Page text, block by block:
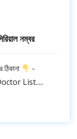
নম্বর
ঠিকানা
-
List.....